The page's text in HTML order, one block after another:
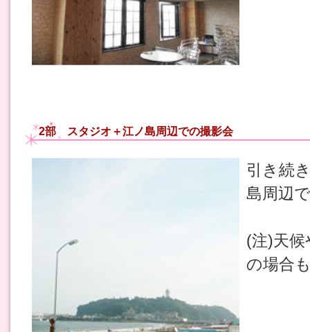
2部 スタジオ＋江ノ島周辺での撮影会
引き続
島周辺
(注)天
の場合